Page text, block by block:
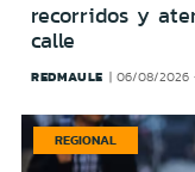
recorridos y
calle
REDMAULE 06/08/2026
REGIONAL